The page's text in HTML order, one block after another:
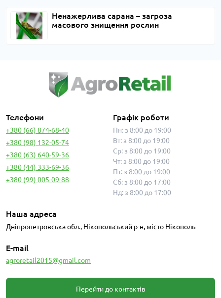
Ненажерлива сарана – загроза
масового знищення рослин
Телефони
+380 (66) 874-68-40
+380 (98) 132-05-74
+380 (63) 640-59-36
+380 (44) 333-69-36
+380 (99) 005-09-88
Графік роботи
Пн: з 8:00 до 19:00
Вт: з 8:00 до 19:00
Ср: з 8:00 до 19:00
Чт: з 8:00 до 19:00
Пт: з 8:00 до 19:00
Сб: з 8:00 до 17:00
Нд: з 8:00 до 17:00
Наша адреса
Дніпропетровська обл., Нікопольський р-н, місто Нікополь
E-mail
agroretail2015@gmail.com
Перейти до контактів